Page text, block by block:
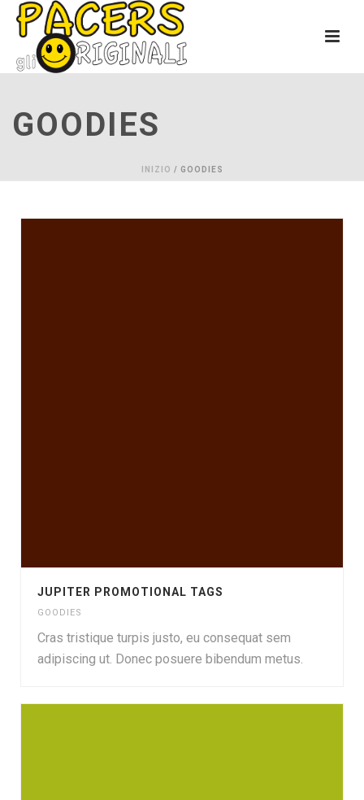
GOODIES
INIZIO / GOODIES
JUPITER PROMOTIONAL TAGS
GOODIES
Cras tristique turpis justo, eu consequat sem
adipiscing ut. Donec posuere bibendum metus.